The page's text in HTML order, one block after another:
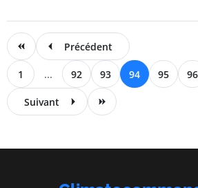
Précédent
1 ... 92 93 94 95 96
Suivant